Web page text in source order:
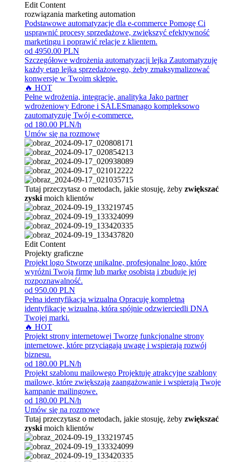
Edit Content
rozwiązania marketing automation
Podstawowe automatyzacje dla e-commerce Pomogę Ci
usprawnić procesy sprzedażowe, zwiększyć efektywność
marketingu i poprawić relacje z klientem.
od 4950.00 PLN
Szczegółowe wdrożenia automatyzacji lejka Zautomatyzuję
każdy etap lejka sprzedażowego, żeby zmaksymalizować
konwersje w Twoim sklepie.
🔥 HOT
Pełne wdrożenia, integracje, analityka Jako partner
wdrożeniowy Edrone i SALESmanago kompleksowo
zautomatyzuję Twój e-commerce.
od 180.00 PLN/h
Umów się na rozmowę
Tutaj przeczytasz o metodach, jakie stosuję, żeby zwiększać
zyski moich klientów
Edit Content
Projekty graficzne
Projekt logo Stworzę unikalne, profesjonalne logo, które
wyróżni Twoją firmę lub markę osobistą i zbuduje jej
rozpoznawalność.
od 950.00 PLN
Pełna identyfikacja wizualna Opracuję kompletną
identyfikację wizualną, która spójnie odzwierciedli DNA
Twojej marki.
🔥 HOT
Projekt strony internetowej Tworzę funkcjonalne strony
internetowe, które przyciągają uwagę i wspierają rozwój
biznesu.
od 180.00 PLN/h
Projekt szablonu mailowego Projektuję atrakcyjne szablony
mailowe, które zwiększają zaangażowanie i wspierają Twoje
kampanie mailingowe.
od 180.00 PLN/h
Umów się na rozmowę
Tutaj przeczytasz o metodach, jakie stosuję, żeby zwiększać
zyski moich klientów